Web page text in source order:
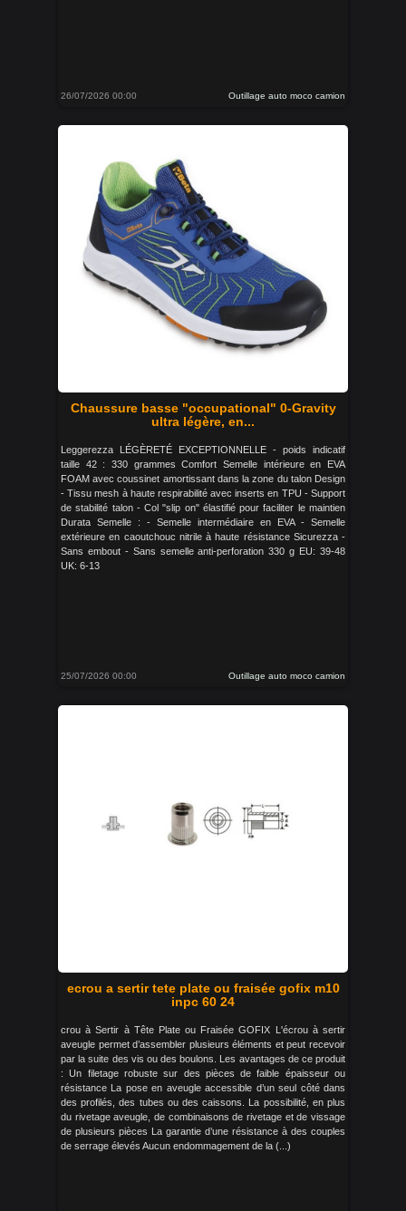
26/07/2026 00:00 Outillage auto moco camion
Chaussure basse "occupational" 0-Gravity
ultra légère, en...
Leggerezza LÉGÈRETÉ EXCEPTIONNELLE - poids indicatif
taille 42 : 330 grammes Comfort Semelle intérieure en EVA
FOAM avec coussinet amortissant dans la zone du talon Design
- Tissu mesh à haute respirabilité avec inserts en TPU - Support
de stabilité talon - Col "slip on" élastifié pour faciliter le maintien
Durata Semelle : - Semelle intermédiaire en EVA - Semelle
extérieure en caoutchouc nitrile à haute résistance Sicurezza -
Sans embout - Sans semelle anti-perforation 330 g EU: 39-48
UK: 6-13
25/07/2026 00:00 Outillage auto moco camion
ecrou a sertir tete plate ou fraisée gofix m10
inpc 60 24
crou à Sertir à Tête Plate ou Fraisée GOFIX L'écrou à sertir
aveugle permet d’assembler plusieurs éléments et peut recevoir
par la suite des vis ou des boulons. Les avantages de ce produit
: Un filetage robuste sur des pièces de faible épaisseur ou
résistance La pose en aveugle accessible d’un seul côté dans
des profilés, des tubes ou des caissons. La possibilité, en plus
du rivetage aveugle, de combinaisons de rivetage et de vissage
de plusieurs pièces La garantie d’une résistance à des couples
de serrage élevés Aucun endommagement de la (...)